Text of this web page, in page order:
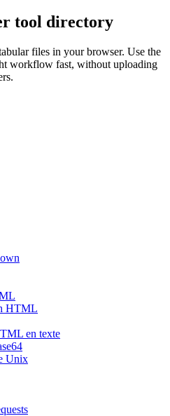
tool directory
files in your browser. Use the
workflow fast, without uploading
HTML
en texte
Unix